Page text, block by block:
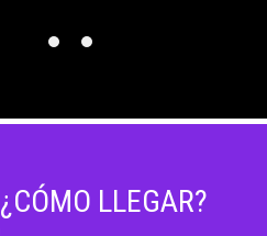
¿CÓMO LLEGAR?